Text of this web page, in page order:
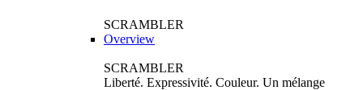
SCRAMBLER
Overview
SCRAMBLER
Liberté. Expressivité. Couleur. Un mélange